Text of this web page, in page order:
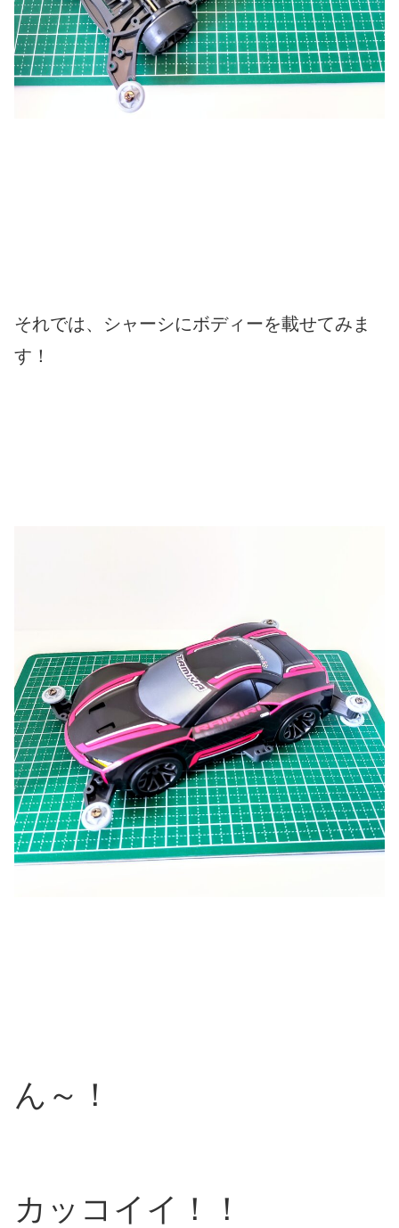
それでは、シャーシにボディーを載せてみま
す！
ん～！
カッコイイ！！